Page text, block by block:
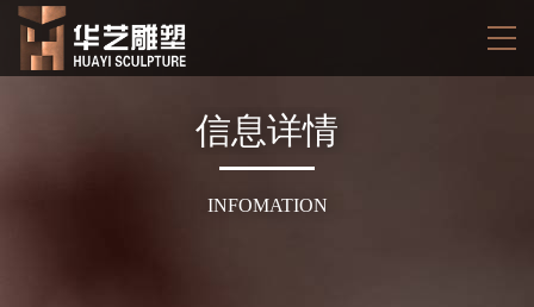
信息详情
INFOMATION